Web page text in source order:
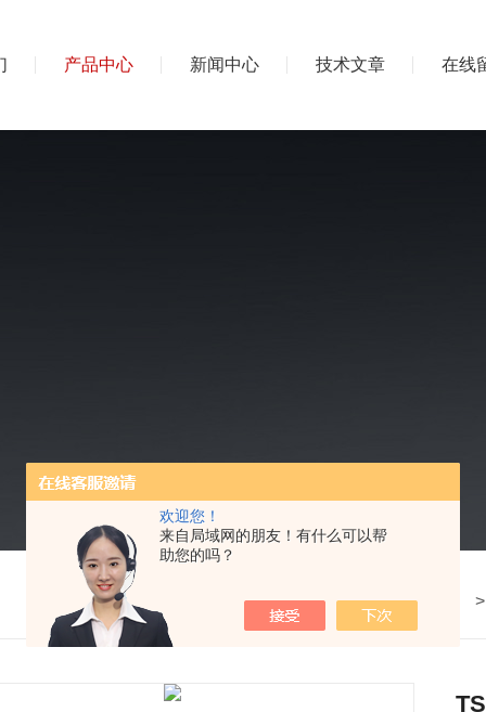
欢迎您！
来自局域网的朋友！有什么可以帮
助您的吗？
产品中心 新闻中心 技术文章 在线
我的位置：首页>产品中心 >